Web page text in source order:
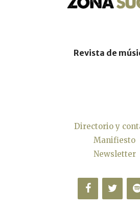
Revista de
Directorio y
Manifiesto
Newsletter